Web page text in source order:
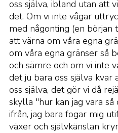
oss själva, ibland utan att
det. Om vi inte vågar
med någonting (en början
att värna om våra egna
om våra egna gränser så
och sämre och om vi inte
det ju bara oss själva kvar
oss själva, det gör vi då
skylla "hur kan jag vara så
ifrån, jag bara fogar mig
växer och självkänslan